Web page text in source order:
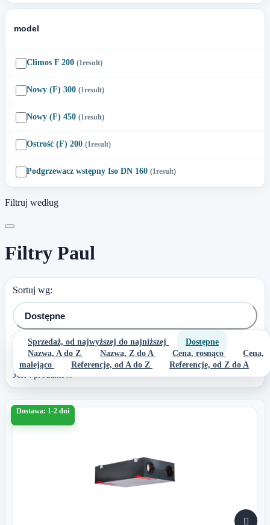
model
Climos F 200 (1result)
Nowy (F) 300 (1result)
Nowy (F) 450 (1result)
Ostrość (F) 200 (1result)
Podgrzewacz wstępny Iso DN 160 (1result)
Filtruj według
Filtry Paul
Jest 4 produktów.
Sortuj wg:
Dostępne
Sprzedaż, od najwyższej do najniższej
Dostępne
Nazwa, A do Z
Nazwa, Z do A Cena, rosnąco
Cena,
malejąco
Referencje, od A do Z Referencje, od Z do A
 Filtr
Dostawa: 1-2 dni
